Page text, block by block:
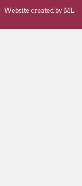
Website created by ML